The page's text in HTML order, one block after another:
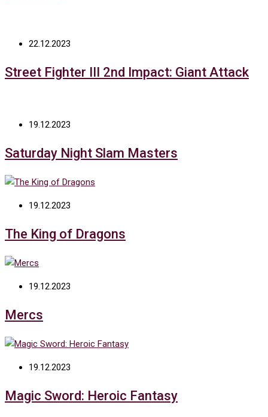
22.12.2023
Street Fighter III 2nd Impact: Giant Attack
19.12.2023
Saturday Night Slam Masters
19.12.2023
The King of Dragons
19.12.2023
Mercs
19.12.2023
Magic Sword: Heroic Fantasy